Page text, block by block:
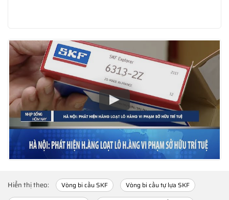
Hiển thị theo: Vòng bi cầu SKF
Vòng bi cầu tự lựa SKF